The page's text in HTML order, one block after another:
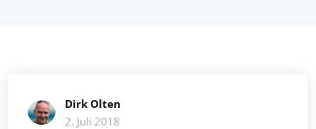
Dirk Olten
2. Juli 2018